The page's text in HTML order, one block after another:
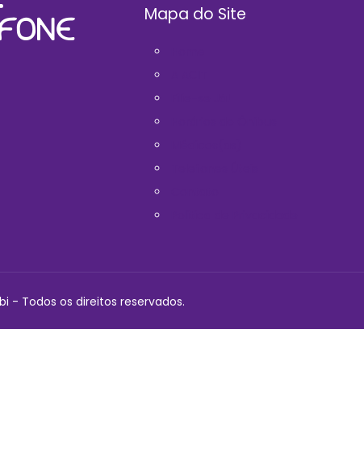
Mapa do Site
- Todos os direitos reservados.